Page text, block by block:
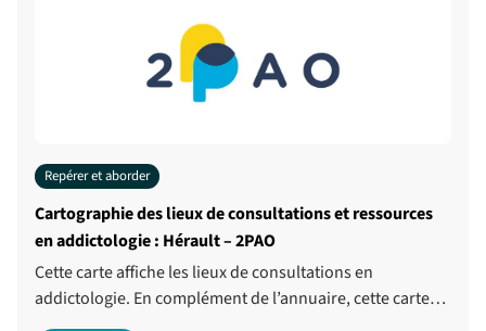
Repérer et aborder
Cartographie des lieux de consultations et ressources
en addictologie : Hérault – 2PAO
Cette carte affiche les lieux de consultations en
addictologie. En complément de l’annuaire, cette carte…